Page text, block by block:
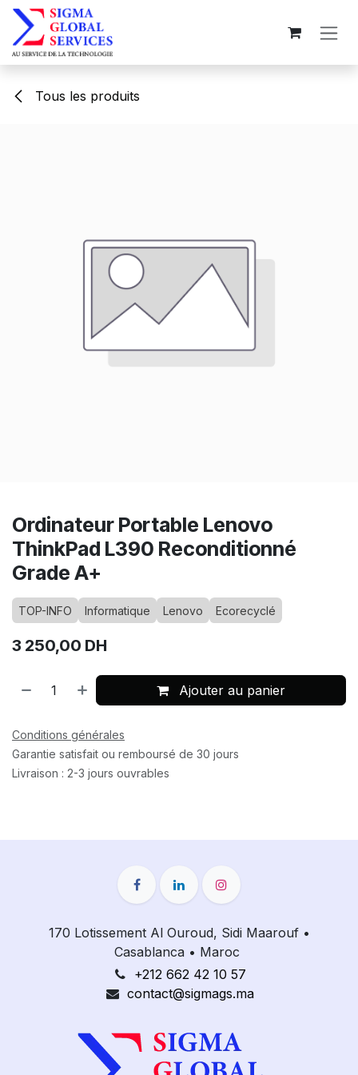
Se rendre au contenu
Tous les produits
Ordinateur Portable Lenovo
ThinkPad L390 Reconditionné
Grade A+
TOP-INFO Informatique Lenovo Ecorecyclé
3 250,00 DH
Ajouter au panier
Conditions générales
Garantie satisfait ou remboursé de 30 jours
Livraison : 2-3 jours ouvrables
170 Lotissement Al Ouroud, Sidi Maarouf •
Casablanca • Maroc
+212 662 42 10 57
contact@sigmags.ma